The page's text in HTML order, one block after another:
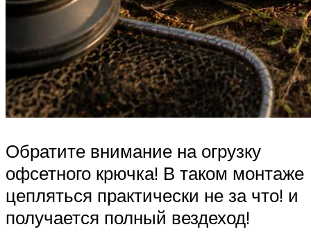
Обратите внимание на огрузку
офсетного крючка! В таком монтаже
цепляться практически не за что! и
получается полный вездеход!